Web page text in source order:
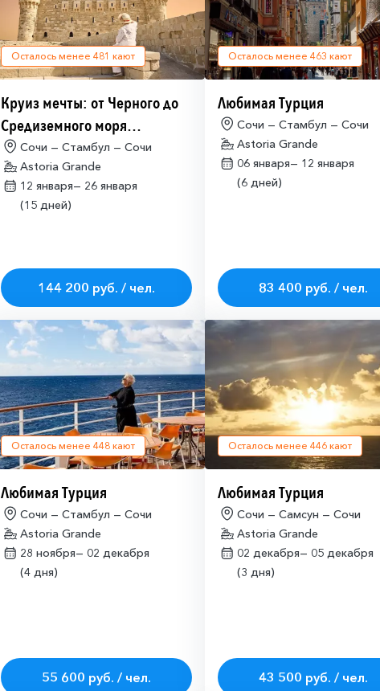
Осталось менее 481 кают
Круиз мечты: от Черного до
Средиземного моря
(необходимо оформлять
разрешение на посещение
Израиля (ETA-IL)
Сочи — Стамбул — Сочи
Astoria Grande
12 января— 26 января
(15 дней)
144 200 руб. / чел.
Осталось менее 463 кают
Любимая Турция
Сочи — Стамбул — Сочи
Astoria Grande
06 января— 12 января
(6 дней)
83 400 руб. / чел.
Осталось менее 448 кают
Любимая Турция
Сочи — Стамбул — Сочи
Astoria Grande
28 ноября— 02 декабря
(4 дня)
55 600 руб. / чел.
Осталось менее 446 кают
Любимая Турция
Сочи — Самсун — Сочи
Astoria Grande
02 декабря— 05 декабря
(3 дня)
43 500 руб. / чел.